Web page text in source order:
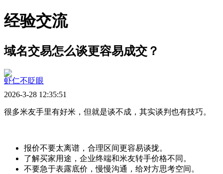
经验交流
域名交易怎么谈更容易成交？
虾仁不眨眼
2026-3-28 12:35:51
很多米友手里有好米，但就是谈不成，其实谈判也有技巧。
报价不要太离谱，合理区间更容易谈拢。
了解买家用途，企业终端和米友转手价格不同。
不要急于表露底价，慢慢沟通，给对方思考空间。